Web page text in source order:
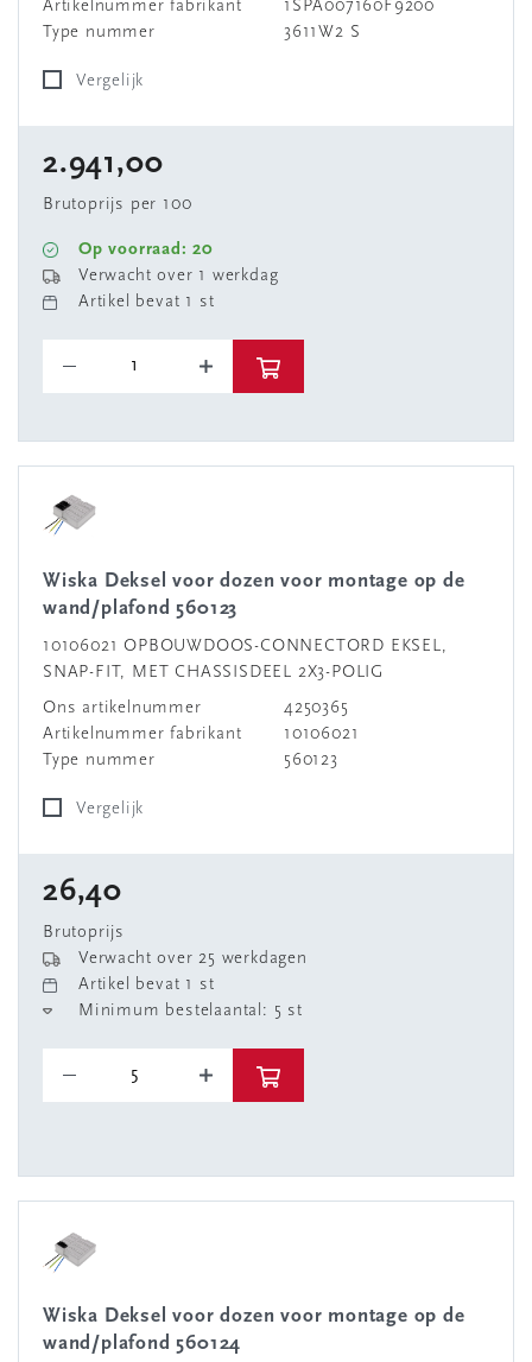
Artikelnummer fabrikant
1SPA007160F9200
Type nummer
3611W2 S
Vergelijk
2.941,00
Brutoprijs per 100
Op voorraad: 20
Verwacht over 1 werkdag
Artikel bevat 1 st
Wiska Deksel voor dozen voor montage op de
wand/plafond 560123
10106021 OPBOUWDOOS-CONNECTORD EKSEL,
SNAP-FIT, MET CHASSISDEEL 2X3-POLIG
Ons artikelnummer
4250365
Artikelnummer fabrikant
10106021
Type nummer
560123
Vergelijk
26,40
Brutoprijs
Verwacht over 25 werkdagen
Artikel bevat 1 st
Minimum bestelaantal: 5 st
Wiska Deksel voor dozen voor montage op de
wand/plafond 560124